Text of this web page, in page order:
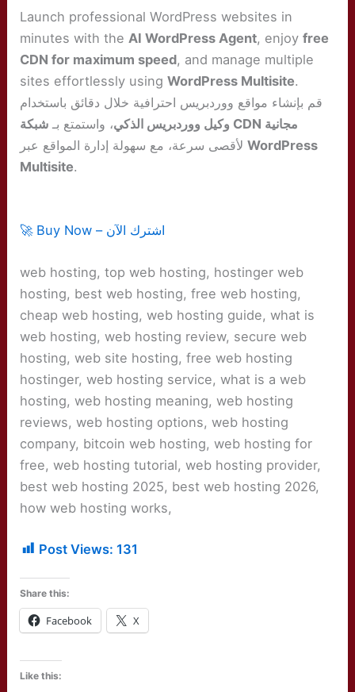
Launch professional WordPress websites in
minutes with the AI WordPress Agent, enjoyfree
CDN for maximum speed, and manage multiple
sites effortlessly usingWordPress Multisite.
قم بإنشاء مواقع ووردبريس احترافية خلال دقائق باستخدام
وكيل ووردبريس الذكي، واستمتع بـ
شبكة CDN مجانية
لأقصى سرعة، مع سهولة إدارة المواقع عبرWordPress
Multisite.
🚀 Buy Now – اشترك الآن
web hosting, top web hosting, hostinger web
hosting, best web hosting, free web hosting,
cheap web hosting, web hosting guide, what is
web hosting, web hosting review, secure web
hosting, web site hosting, free web hosting
hostinger, web hosting service, what is a web
hosting, web hosting meaning, web hosting
reviews, web hosting options, web hosting
company, bitcoin web hosting, web hosting for
free, web hosting tutorial, web hosting provider,
best web hosting 2025, best web hosting 2026,
how web hosting works,
Post Views: 131
Share this:
Facebook X
Like this: